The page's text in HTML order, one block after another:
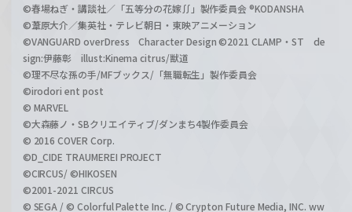
©春場ねぎ・講談社／「五等分の花嫁∬」製作委員会 ®KODANSHA
©葦原大介／集英社・テレビ朝日・東映アニメーション
©VANGUARD overDress Character Design ©2021 CLAMP・ST de
sign:伊藤彰 illust:Kinema citrus/獣道
©理不尽な孫の手/MFブックス/「無職転生」製作委員会
©irodori ent post
© MARVEL
©大森藤ノ・SBクリエイティブ/ダンまち4製作委員会
© 2016 COVER Corp.
©D_CIDE TRAUMEREI PROJECT
©CIRCUS/ ©HIKOSEN
©2001-2021 CIRCUS
© SEGA / © Colorful Palette Inc. / © Crypton Future Media, INC. ww